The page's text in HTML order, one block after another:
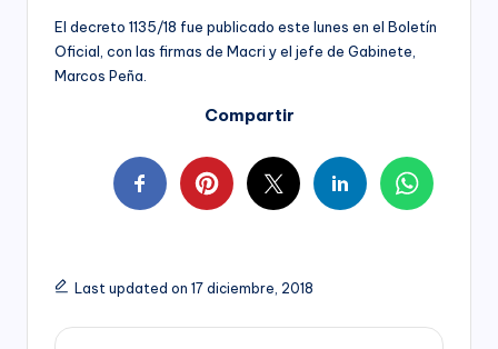
El decreto 1135/18 fue publicado este lunes en el Boletín
Oficial, con las firmas de Macri y el jefe de Gabinete,
Marcos Peña.
Compartir
Last updated on 17 diciembre, 2018